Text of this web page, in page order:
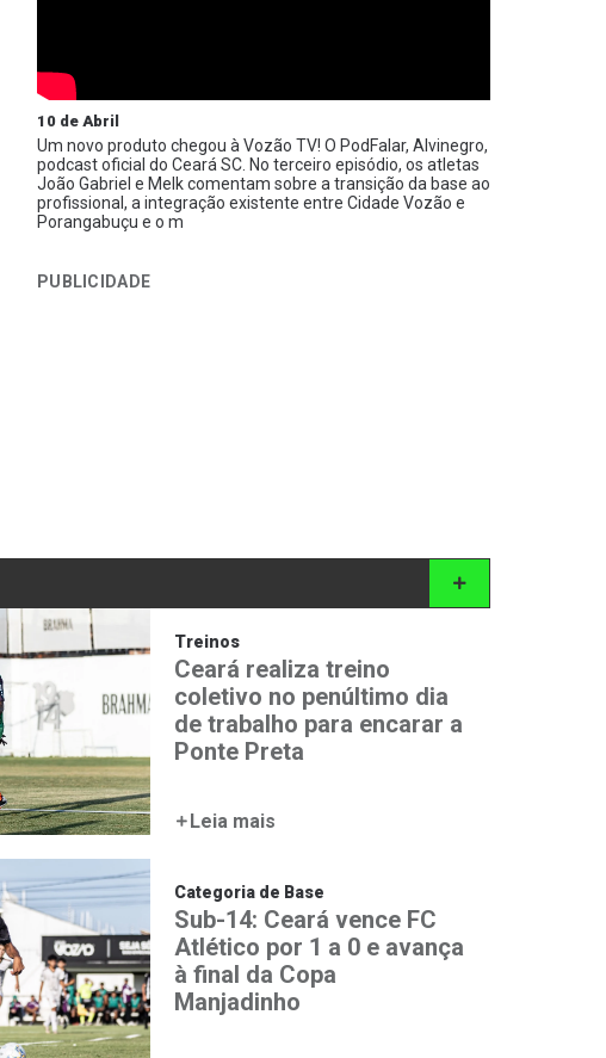
10 de Abril
Um novo produto chegou à Vozão TV! O PodFalar, Alvinegro,
podcast oficial do Ceará SC. No terceiro episódio, os atletas
João Gabriel e Melk comentam sobre a transição da base ao
profissional, a integração existente entre Cidade Vozão e
Porangabuçu e o m
PUBLICIDADE
Treinos
Ceará realiza treino
coletivo no penúltimo dia
de trabalho para encarar a
Ponte Preta
Leia mais
Categoria de Base
Sub-14: Ceará vence FC
Atlético por 1 a 0 e avança
à final da Copa
Manjadinho